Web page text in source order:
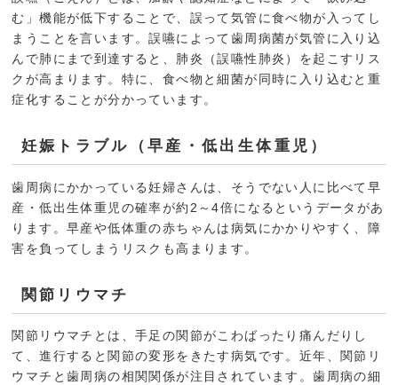
む」機能が低下することで、誤って気管に食べ物が入ってし
まうことを言います。誤嚥によって歯周病菌が気管に入り込
んで肺にまで到達すると、肺炎（誤嚥性肺炎）を起こすリス
クが高まります。特に、食べ物と細菌が同時に入り込むと重
症化することが分かっています。
妊娠トラブル（早産・低出生体重児）
歯周病にかかっている妊婦さんは、そうでない人に比べて早
産・低出生体重児の確率が約2～4倍になるというデータがあ
ります。早産や低体重の赤ちゃんは病気にかかりやすく、障
害を負ってしまうリスクも高まります。
関節リウマチ
関節リウマチとは、手足の関節がこわばったり痛んだりし
て、進行すると関節の変形をきたす病気です。近年、関節リ
ウマチと歯周病の相関関係が注目されています。歯周病の細